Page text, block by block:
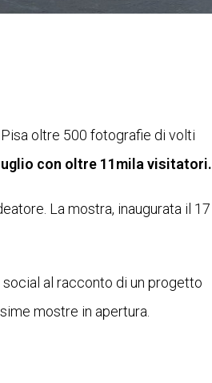
Pisa oltre 500 fotografie di volti
con oltre 11mila visitatori.
La mostra, inaugurata il 17
al racconto di un progetto
mostre in apertura.